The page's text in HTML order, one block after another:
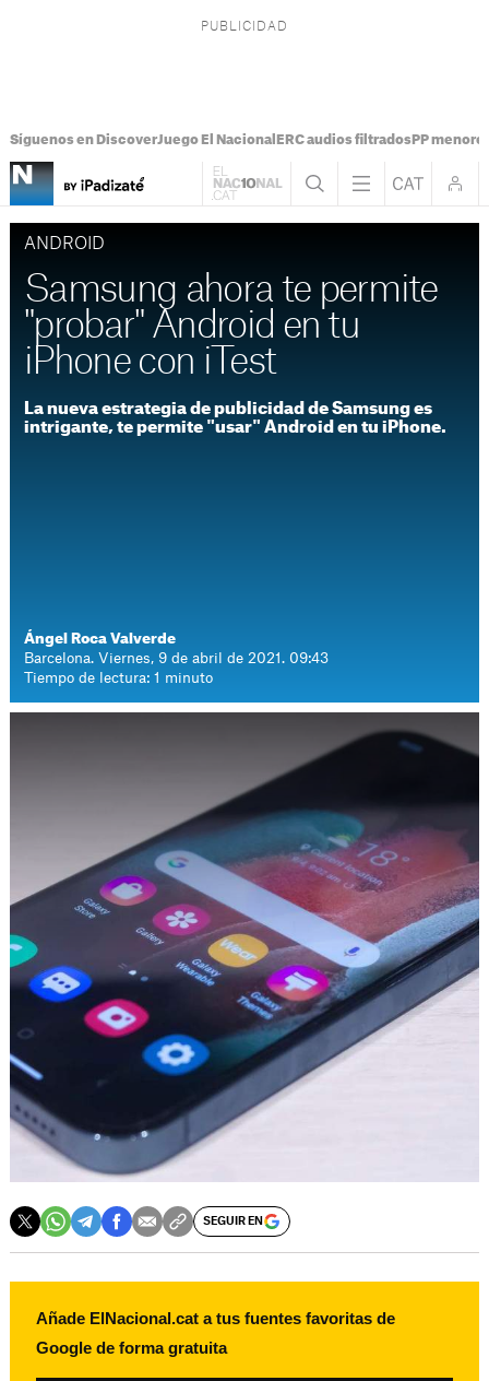
Síguenos en DiscoverJuego El Nacional ERC audios filtradosPP
ANDROID
Samsung ahora te permite
"probar" Android en tu
iPhone con iTest
La nueva estrategia de publicidad de Samsung es
intrigante, te permite "usar" Android en tu iPhone.
Ángel Roca Valverde
Barcelona. Viernes, 9 de abril de 2021. 09:43
Tiempo de lectura: 1 minuto
SEGUIR EN
Añade ElNacional.cat a tus fuentes favoritas de
Google de forma gratuita